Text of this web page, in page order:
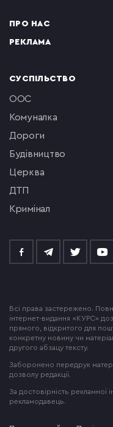
ПРО НАС
РЕКЛАМА
СУСПІЛЬСТВО
ООС
комуналка
Дороги
будівництво
церква
ДТП
кримінал
Всі права застережено.
інтернет-видання «КУРС»
прямого, відкритого для
конкретну новину чи
другого абзацу тексту.
Заборонено передрук
дозволу редакції.
За достовірність рекламної
рекламодавець.